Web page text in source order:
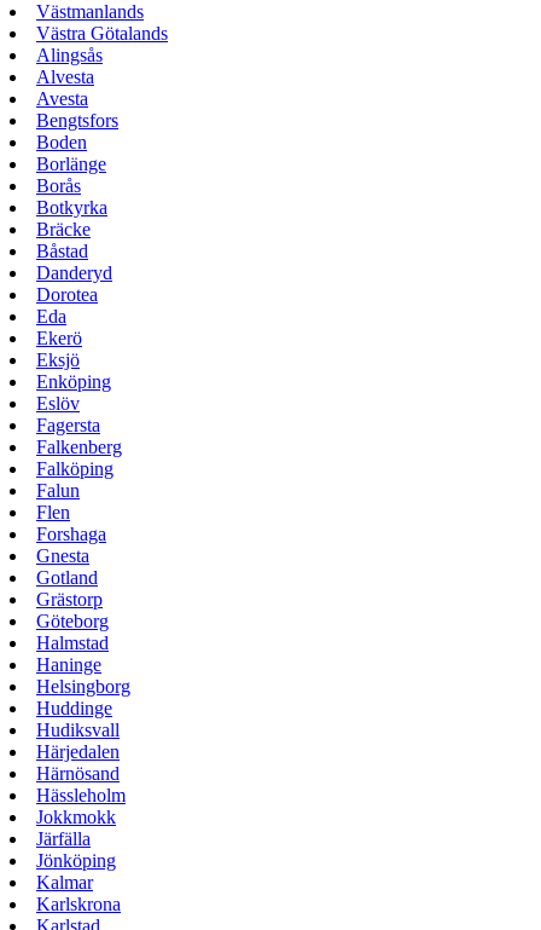
Västmanlands
Västra Götalands
Alingsås
Alvesta
Avesta
Bengtsfors
Boden
Borlänge
Borås
Botkyrka
Bräcke
Båstad
Danderyd
Dorotea
Eda
Ekerö
Eksjö
Enköping
Eslöv
Fagersta
Falkenberg
Falköping
Falun
Flen
Forshaga
Gnesta
Gotland
Grästorp
Göteborg
Halmstad
Haninge
Helsingborg
Huddinge
Hudiksvall
Härjedalen
Härnösand
Hässleholm
Jokkmokk
Järfälla
Jönköping
Kalmar
Karlskrona
Karlstad